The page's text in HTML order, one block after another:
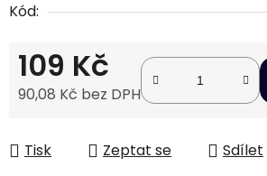
Kód:
109 Kč
90,08 Kč bez DPH
Tisk Zeptat se Sdílet